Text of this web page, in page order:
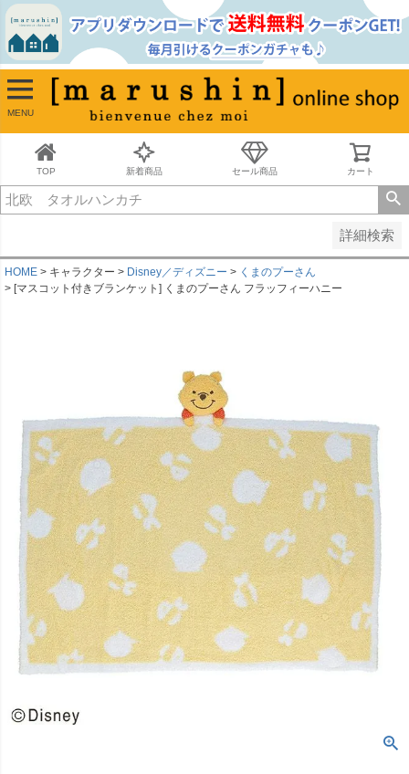
MENU
TOP 新着商品 セール商品 カート
詳細検索
並び順
新着順
古い順
価格が安い順
価格が高い順
キーワードヒット順
HOME キャラクター Disney／ディズニー
くまのプーさん
[マスコット付きブランケット] くまのプーさん フラッフィーハニー